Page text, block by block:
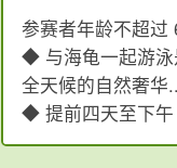
参赛者年龄不超过
◆ 与海龟一起游泳
全天候的自然奢华
◆ 提前四天至下午